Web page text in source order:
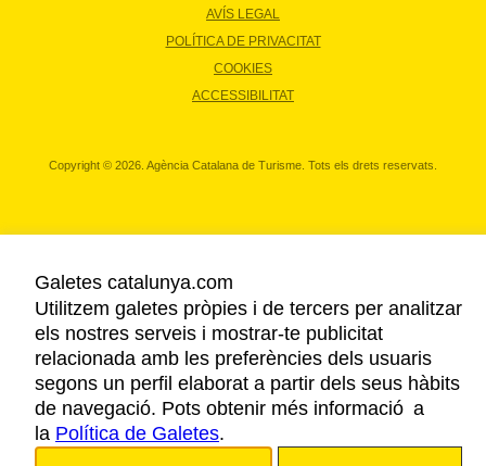
AVÍS LEGAL
POLÍTICA DE PRIVACITAT
COOKIES
ACCESSIBILITAT
Copyright © 2026. Agència Catalana de Turisme. Tots els drets reservats.
Galetes catalunya.com
Utilitzem galetes pròpies i de tercers per analitzar
els nostres serveis i mostrar-te publicitat
relacionada amb les preferències dels usuaris
segons un perfil elaborat a partir dels seus hàbits
de navegació. Pots obtenir més informació a
la Política de Galetes.